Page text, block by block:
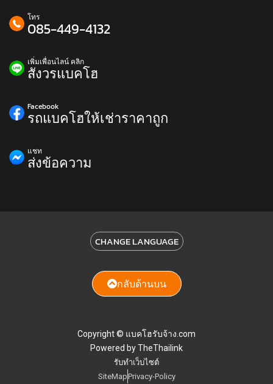
โทร
085-449-4132
เพิ่มเพื่อนไลน์ คลิก
สังวรแบคโฮ
Facebook
รถแบคโฮให้เช่าราคาถูก
แชท
ส่งข้อความ
Copyright © แบคโฮรับจ้าง.com
Powered by TheThailink
รับทำเว็บไซต์
SiteMapPrivacy-Policy
CHANGE LANGUAGE
กลับด้านบน